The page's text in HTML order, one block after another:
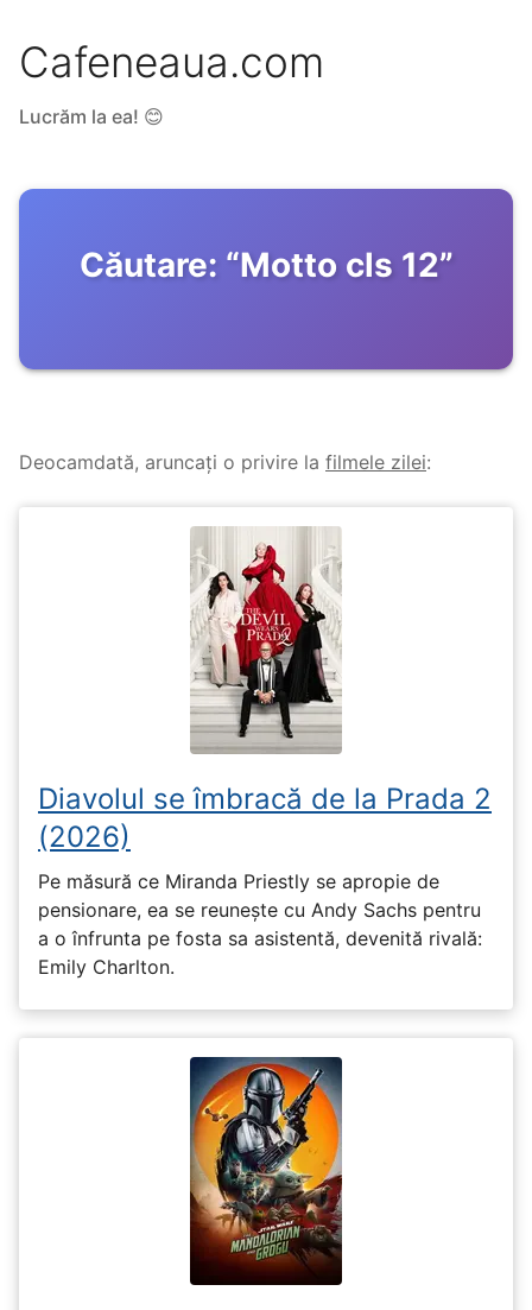
Cafeneaua.com
Lucrăm la ea! 😊
Căutare: “Motto cls 12”
Deocamdată, aruncați o privire la filmele zilei:
Diavolul se îmbracă de la Prada 2
(2026)
Pe măsură ce Miranda Priestly se apropie de
pensionare, ea se reunește cu Andy Sachs pentru
a o înfrunta pe fosta sa asistentă, devenită rivală:
Emily Charlton.